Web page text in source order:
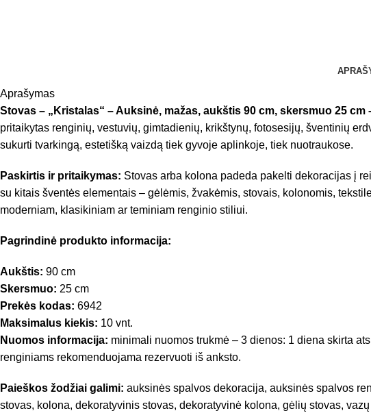
Aprašymas
Stovas – „Kristalas“ – Auksinė, mažas, aukštis 90 cm, skersmuo 25 cm
pritaikytas renginių, vestuvių, gimtadienių, krikštynų, fotosesijų, šventinių
sukurti tvarkingą, estetišką vaizdą tiek gyvoje aplinkoje, tiek nuotraukose.
Paskirtis ir pritaikymas: Stovas arba kolona padeda pakelti dekoracijas į
su kitais šventės elementais – gėlėmis, žvakėmis, stovais, kolonomis,
moderniam, klasikiniam ar teminiam renginio stiliui.
Pagrindinė produkto informacija:
Aukštis: 90 cm
Skersmuo: 25 cm
Prekės kodas: 6942
Maksimalus kiekis: 10 vnt.
Nuomos informacija: minimali nuomos trukmė – 3 dienos: 1 diena skirta
renginiams rekomenduojama rezervuoti iš anksto.
Paieškos žodžiai galimi: auksinės spalvos dekoracija, auksinės spalvos
stovas, kolona, dekoratyvinis stovas, dekoratyvinė kolona, gėlių stovas,